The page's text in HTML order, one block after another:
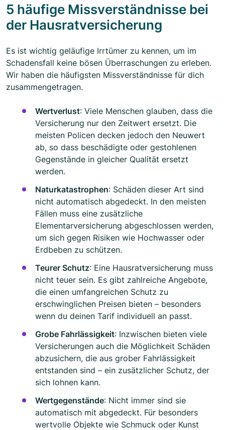
5 häufige Missverständnisse bei
der Hausratversicherung
Es ist wichtig geläufige Irrtümer zu kennen, um im
Schadensfall keine bösen Überraschungen zu erleben.
Wir haben die häufigsten Missverständnisse für dich
zusammengetragen.
Wertverlust: Viele Menschen glauben, dass die
Versicherung nur den Zeitwert ersetzt. Die
meisten Policen decken jedoch den Neuwert
ab, so dass beschädigte oder gestohlenen
Gegenstände in gleicher Qualität ersetzt
werden.
Naturkatastrophen: Schäden dieser Art sind
nicht automatisch abgedeckt. In den meisten
Fällen muss eine zusätzliche
Elementarversicherung abgeschlossen werden,
um sich gegen Risiken wie Hochwasser oder
Erdbeben zu schützen.
Teurer Schutz: Eine Hausratversicherung muss
nicht teuer sein. Es gibt zahlreiche Angebote,
die einen umfangreichen Schutz zu
erschwinglichen Preisen bieten – besonders
wenn du deinen Tarif individuell an passt.
Grobe Fahrlässigkeit: Inzwischen bieten viele
Versicherungen auch die Möglichkeit Schäden
abzusichern, die aus grober Fahrlässigkeit
entstanden sind – ein zusätzlicher Schutz, der
sich lohnen kann.
Wertgegenstände: Nicht immer sind sie
automatisch mit abgedeckt. Für besonders
wertvolle Objekte wie Schmuck oder Kunst